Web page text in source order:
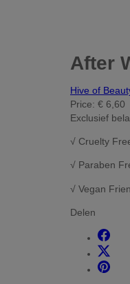
After
Hive of
Price: € 6,60
Exclusief
√ Cruelty
√ Paraben
√ Vegan
Delen